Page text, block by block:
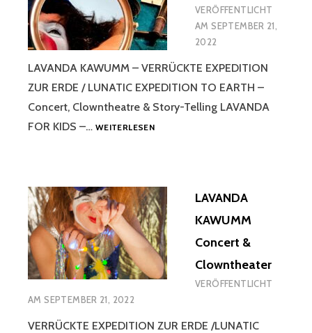
VERÖFFENTLICHT
AMSEPTEMBER 21,
2022
LAVANDA KAWUMM – VERRÜCKTE EXPEDITION
ZUR ERDE / LUNATIC EXPEDITION TO EARTH –
Concert, Clowntheatre & Story-Telling LAVANDA
FOR KIDS –… WEITERLESENOFFER
LAVANDA
KAWUMM
Concert &
Clowntheater
VERÖFFENTLICHT
AMSEPTEMBER 21, 2022
VERRÜCKTE EXPEDITION ZUR ERDE /LUNATIC